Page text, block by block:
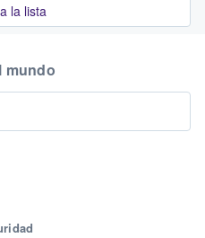
la lista
mundo